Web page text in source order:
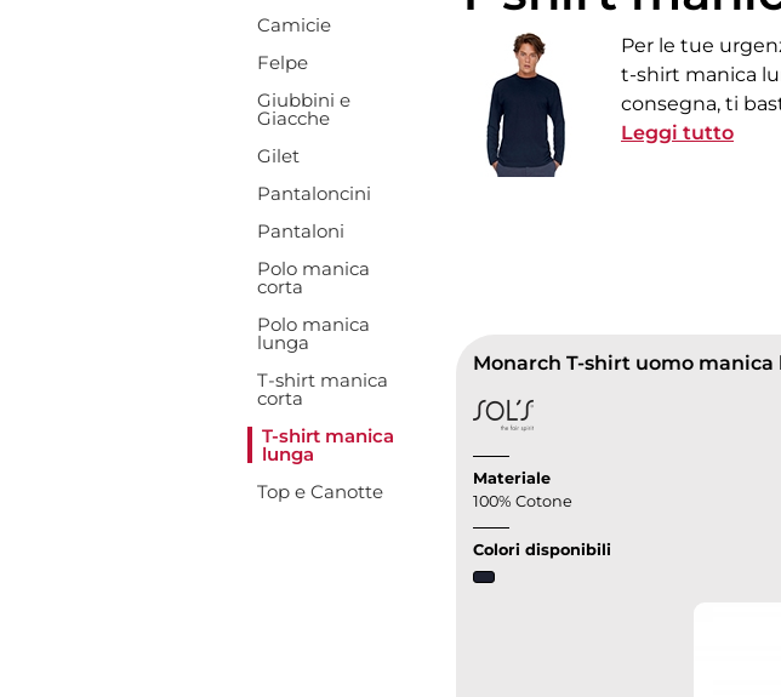
Camicie
Felpe
Giubbini e
Giacche
Gilet
Pantaloncini
Pantaloni
Polo manica
corta
Polo manica
lunga
T-shirt manica
corta
T-shirt manica
lunga
Top e Canotte
Per le tue
t-shirt manica
consegna, ti
calcolare il tuo
Leggi tutto
Monarch T-shirt uomo
Materiale
100% Cotone
Colori disponibili